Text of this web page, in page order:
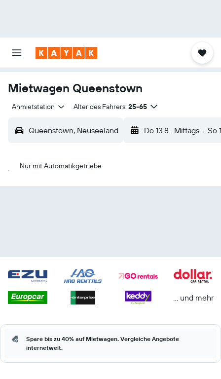
Mietwagen Queenstown
Anmietstation Alter des Fahrers: 25-65
Queenstown, Neuseeland Do 13.8. Mittags - So
Nur mit Automatikgetriebe
… und mehr
Spare bis zu 40% auf Mietwagen. Vergleiche Angebote
internetweit.